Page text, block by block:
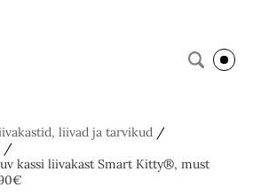
liivad ja tarvikud /
/
kassi liivakast Smart Kitty®, must